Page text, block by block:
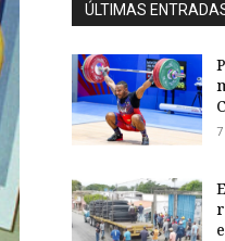
ÚLTIMAS